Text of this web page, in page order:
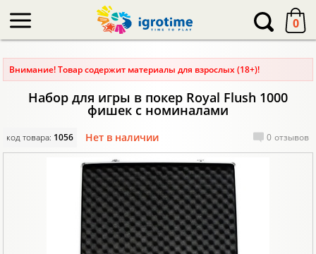
0
Внимание! Товар содержит материалы для взрослых (18+)!
Набор для игры в покер Royal Flush 1000
фишек с номиналами
код товара: 1056 Нет в наличии 0 отзывов